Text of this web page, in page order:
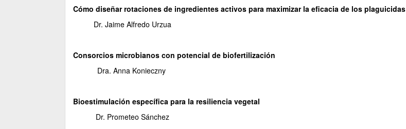
Cómo diseñar rotaciones de ingredientes activos para maximizar la eficacia de los plaguicidas
Dr. Jaime Alfredo Urzua
Consorcios microbianos con potencial de biofertilización
Dra. Anna Konieczny
Bioestimulación específica para la resiliencia vegetal
Dr. Prometeo Sánchez